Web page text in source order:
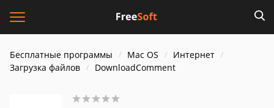
Бесплатные программы Mac OS
Интернет
Загрузка файлов
DownloadComment